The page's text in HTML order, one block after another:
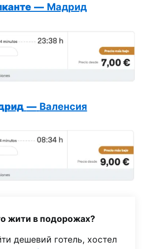
— Мадрид
— Валенсия
жити в подорожах?
дешевий готель, хостел